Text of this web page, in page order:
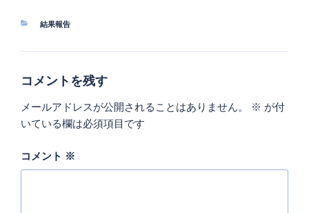
カ
結果報告
コメントを残す
メールアドレスが公開されることはありません。 ※ が付
いている欄は必須項目です
コメント ※